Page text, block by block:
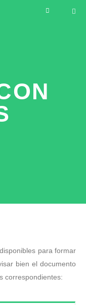
para formar
bien el documento
correspondientes: